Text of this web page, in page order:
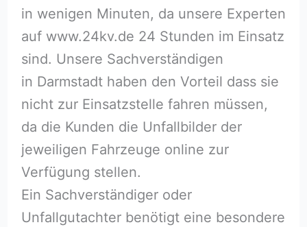
in wenigen Minuten, da unsere Experten
auf www.24kv.de 24 Stunden im Einsatz
sind. Unsere Sachverständigen
in Darmstadt haben den Vorteil dass sie
nicht zur Einsatzstelle fahren müssen,
da die Kunden die Unfallbilder der
jeweiligen Fahrzeuge online zur
Verfügung stellen.
Ein Sachverständiger oder
Unfallgutachter benötigt eine besondere